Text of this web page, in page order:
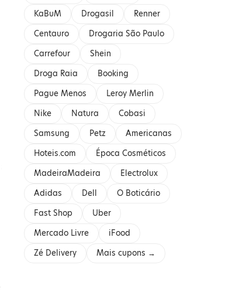
KaBuM
Drogasil
Renner
Centauro
Drogaria São Paulo
Carrefour
Shein
Droga Raia
Booking
Pague Menos
Leroy Merlin
Nike
Natura
Cobasi
Samsung
Petz
Americanas
Hoteis.com
Época Cosméticos
MadeiraMadeira
Electrolux
Adidas
Dell
O Boticário
Fast Shop
Uber
Mercado Livre
iFood
Zé Delivery
Mais cupons →